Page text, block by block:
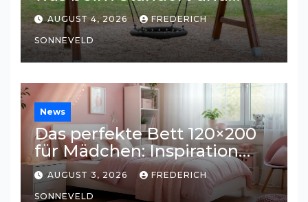
Untergrund wichtig ist
AUGUST 4, 2026 FREDERICH
SONNEVELD
News
Das perfekte Bett 120×200
für Mädchen: Inspiration
und Tipps für ein
traumhaftes Kinderzimmer
AUGUST 3, 2026 FREDERICH
SONNEVELD